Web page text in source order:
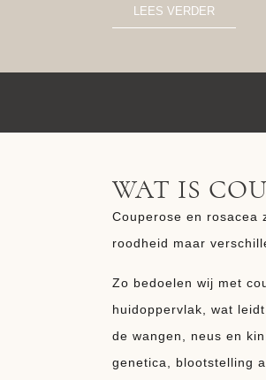
LEES VERDER
WAT IS
Couperose en rosacea
roodheid maar
Zo bedoelen wij met
huidoppervlak, wat
de wangen, neus en
genetica, blootstelling